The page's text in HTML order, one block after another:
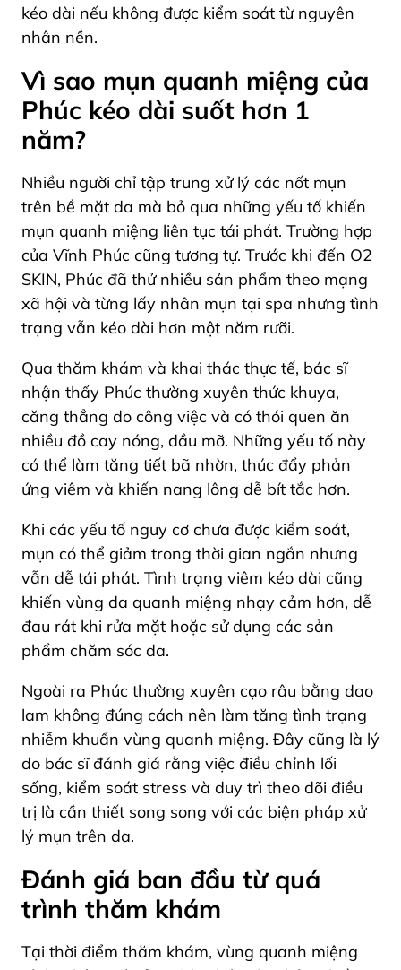
kéo dài nếu không được kiểm soát từ nguyên
nhân nền.
Vì sao mụn quanh miệng của
Phúc kéo dài suốt hơn 1
năm?
Nhiều người chỉ tập trung xử lý các nốt mụn
trên bề mặt da mà bỏ qua những yếu tố khiến
mụn quanh miệng liên tục tái phát. Trường hợp
của Vĩnh Phúc cũng tương tự. Trước khi đến O2
SKIN, Phúc đã thử nhiều sản phẩm theo mạng
xã hội và từng lấy nhân mụn tại spa nhưng tình
trạng vẫn kéo dài hơn một năm rưỡi.
Qua thăm khám và khai thác thực tế, bác sĩ
nhận thấy Phúc thường xuyên thức khuya,
căng thẳng do công việc và có thói quen ăn
nhiều đồ cay nóng, dầu mỡ. Những yếu tố này
có thể làm tăng tiết bã nhờn, thúc đẩy phản
ứng viêm và khiến nang lông dễ bít tắc hơn.
Khi các yếu tố nguy cơ chưa được kiểm soát,
mụn có thể giảm trong thời gian ngắn nhưng
vẫn dễ tái phát. Tình trạng viêm kéo dài cũng
khiến vùng da quanh miệng nhạy cảm hơn, dễ
đau rát khi rửa mặt hoặc sử dụng các sản
phẩm chăm sóc da.
Ngoài ra Phúc thường xuyên cạo râu bằng dao
lam không đúng cách nên làm tăng tình trạng
nhiễm khuẩn vùng quanh miệng. Đây cũng là lý
do bác sĩ đánh giá rằng việc điều chỉnh lối
sống, kiểm soát stress và duy trì theo dõi điều
trị là cần thiết song song với các biện pháp xử
lý mụn trên da.
Đánh giá ban đầu từ quá
trình thăm khám
Tại thời điểm thăm khám, vùng quanh miệng